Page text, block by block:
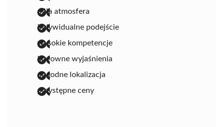
miła atmosfera
indywidualne podejście
wysokie kompetencje
klarowne wyjaśnienia
dogodne lokalizacja
przystępne ceny